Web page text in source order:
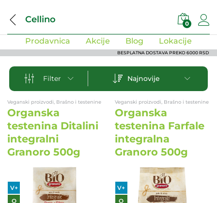
Cellino 0
Prodavnica Akcije Blog Lokacije
BESPLATNA DOSTAVA PREKO 6000 RSD
Filter Najnovije
Veganski proizvodi, Brašno i testenine
Organska
testenina Ditalini
integralni
Granoro 500g
V+
O
Veganski proizvodi, Brašno i testenine
Organska
testenina Farfale
integralna
Granoro 500g
V+
O